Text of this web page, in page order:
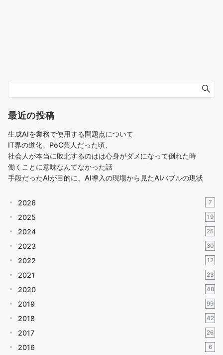
最近の投稿
生成AIを業務で使用する問題点について
IT界の道化。PoC芸人だった頃、
社会人が本当に敗北するのはは心身がダメになって倒れた時
働くことに意味なんてなかった話
手段だったAIが目的に、AI導入の現場から見たAIバブルの現状
2026 7
2025 19
2024 25
2023 30
2022 12
2021 23
2020 48
2019 99
2018 42
2017 26
2016 6